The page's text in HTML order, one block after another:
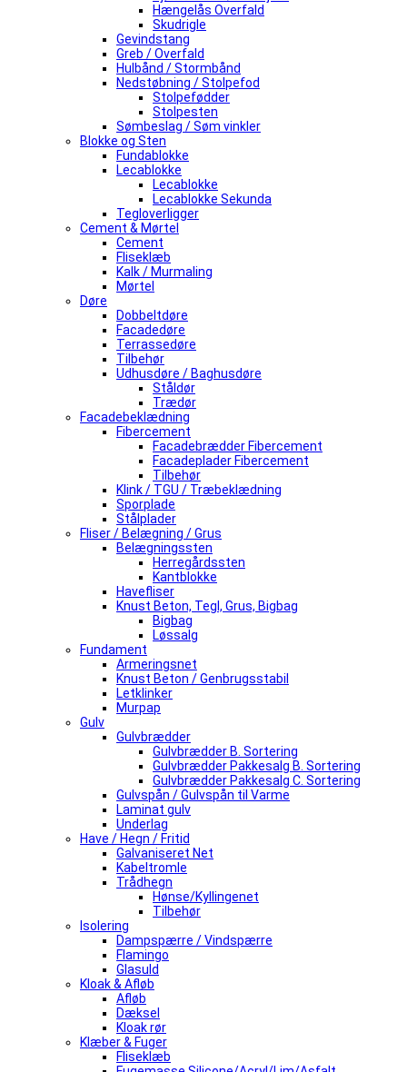
Hængelås Overfald
Skudrigle
Gevindstang
Greb / Overfald
Hulbånd / Stormbånd
Nedstøbning / Stolpefod
Stolpefødder
Stolpesten
Sømbeslag / Søm vinkler
Blokke og Sten
Fundablokke
Lecablokke
Lecablokke
Lecablokke Sekunda
Tegloverligger
Cement & Mørtel
Cement
Fliseklæb
Kalk / Murmaling
Mørtel
Døre
Dobbeltdøre
Facadedøre
Terrassedøre
Tilbehør
Udhusdøre / Baghusdøre
Ståldør
Trædør
Facadebeklædning
Fibercement
Facadebrædder Fibercement
Facadeplader Fibercement
Tilbehør
Klink / TGU / Træbeklædning
Sporplade
Stålplader
Fliser / Belægning / Grus
Belægningssten
Herregårdssten
Kantblokke
Havefliser
Knust Beton, Tegl, Grus, Bigbag
Bigbag
Løssalg
Fundament
Armeringsnet
Knust Beton / Genbrugsstabil
Letklinker
Murpap
Gulv
Gulvbrædder
Gulvbrædder B. Sortering
Gulvbrædder Pakkesalg B. Sortering
Gulvbrædder Pakkesalg C. Sortering
Gulvspån / Gulvspån til Varme
Laminat gulv
Underlag
Have / Hegn / Fritid
Galvaniseret Net
Kabeltromle
Trådhegn
Hønse/Kyllingenet
Tilbehør
Isolering
Dampspærre / Vindspærre
Flamingo
Glasuld
Kloak & Afløb
Afløb
Dæksel
Kloak rør
Klæber & Fuger
Fliseklæb